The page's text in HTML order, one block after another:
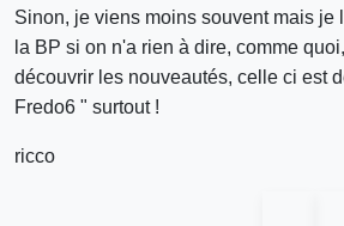
Sinon, je viens moins souvent mais je
la BP si on n'a rien à dire, comme
découvrir les nouveautés, celle ci est
Fredo6 " surtout !
ricco